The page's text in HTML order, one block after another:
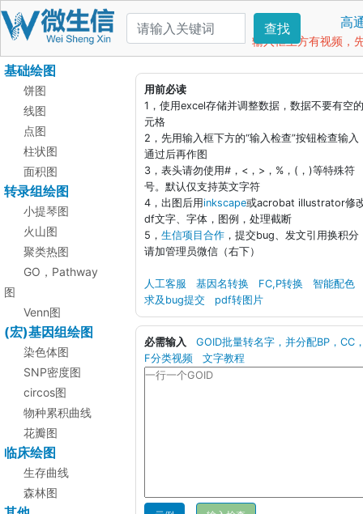
查找 高
输入框上方有视频，
基础绘图
饼图
线图
点图
柱状图
面积图
转录组绘图
小提琴图
火山图
聚类热图
GO，Pathway
图
Venn图
(宏)基因组绘图
染色体图
SNP密度图
circos图
物种累积曲线
花瓣图
临床绘图
生存曲线
森林图
用前必读
1，使用excel存储并调整数据，数据不要有空
元格
2，先用输入框下方的“输入检查”按钮检查输入
通过后再作图
3，表头请勿使用#，<，>，%，(，)等特殊符
号。默认仅支持英文字符
4，出图后用inkscape或acrobat illustrator修
df文字、字体，图例，处理截断
5， 生信项目合作 ，提交bug、发文引用换积分
请加管理员微信（右下）
人工客服 基因名转换 FC,P转换
智能配色
求及bug提交
pdf转图片
必需输入
GOID批量转名字，并分配BP，CC
F分类视频
文字教程